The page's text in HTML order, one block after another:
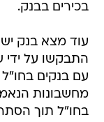
בכירים בבנק.
עוד מצא בנק
התבקשו על ידי
עם בנקים
מחשבונות
בחו"ל תוך